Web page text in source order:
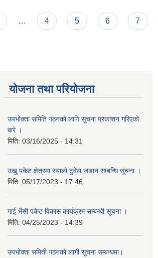
… 4 5 6 7
योजना तथा परियोजना
उपभोक्ता समिति गठनको लागि सूचना प्रकाशन गरिएको
बारे ।
मिति: 03/16/2025 - 14:31
उखु पकेट क्षेत्रमा स्यालो टुवेल जडान सम्बन्धि सूचना ।
मिति: 05/17/2023 - 17:46
गाई भैंसी पकेट विकास कार्यक्रम सम्बन्धी सूचना ।
मिति: 04/25/2023 - 14:39
उपभोक्ता समिती गठनको लागी सूचना सम्बन्धमा।